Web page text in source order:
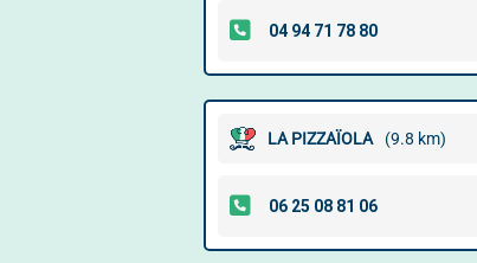
LA PIZZAÏOLA (9.8 km)